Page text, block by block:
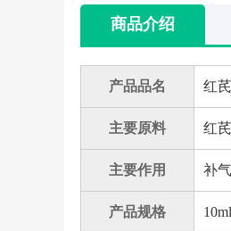
商品介绍
产品品名 红
主要原料 红
主要作用 补
产品规格